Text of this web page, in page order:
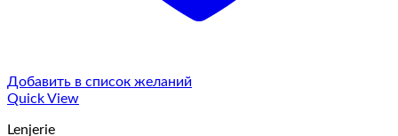
Добавить в список желаний
Quick View
Lenjerie